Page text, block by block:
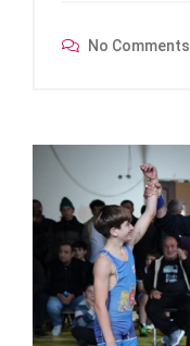
No Comments